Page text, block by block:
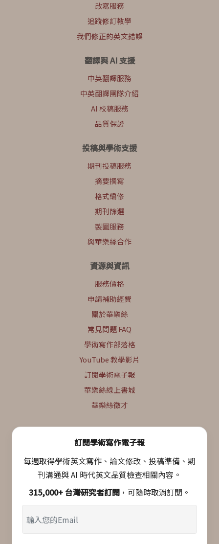
改寫服務
追蹤修訂教學
我們修正的英文錯誤
翻譯與 AI 支援
中英翻譯服務
中英翻譯團隊介紹
AI 校稿服務
品質保證
投稿與學術支援
期刊投稿服務
摘要撰寫
格式編修
期刊篩選
製圖服務
與華樂絲合作
資源與資訊
服務價格
申請補助經費
關於華樂絲
常見問題 FAQ
學術寫作部落格
YouTube 教學影片
訂閱學術電子報
華樂絲線上書城
華樂絲徵才
訂閱學術寫作電子報
每週取得學術英文寫作、論文修改、投稿準備、期
刊溝通與 AI 時代英文品質檢查相關內容。
315,000+ 台灣研究者訂閱 ，可隨時取消訂閱。